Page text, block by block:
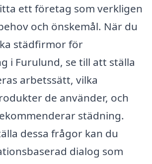
ett företag som verkligen
och önskemål. När du
städfirmor för
i Furulund, se till att ställa
arbetssätt, vilka
de använder, och
städning.
dessa frågor kan du
dialog som